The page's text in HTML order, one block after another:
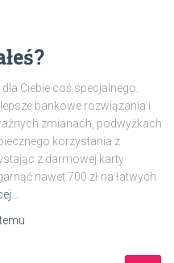
Ciebie coś specjalnego.
bankowe rozwiązania i
zmianach, podwyżkach
korzystania z
z darmowej karty
nawet 700 zł na łatwych